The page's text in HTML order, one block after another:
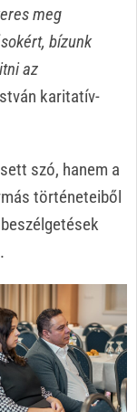
meg
bízunk
az
karitatív-
szó, hanem a
történeteiből